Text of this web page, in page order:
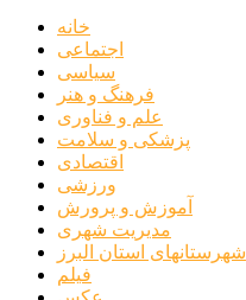
خانه
اجتماعی
سیاسی
فرهنگ و هنر
علم و فناوری
پزشکی و سلامت
اقتصادی
ورزشی
آموزش و پرورش
مدیریت شهری
شهرستانهای استان البرز
فیلم